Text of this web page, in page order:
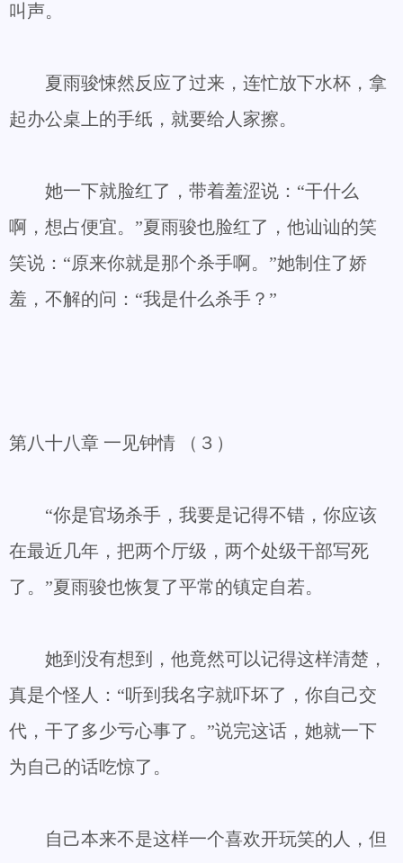
叫声。
夏雨骏悚然反应了过来，连忙放下水杯，拿
起办公桌上的手纸，就要给人家擦。
她一下就脸红了，带着羞涩说：“干什么
啊，想占便宜。”夏雨骏也脸红了，他讪讪的笑
笑说：“原来你就是那个杀手啊。”她制住了娇
羞，不解的问：“我是什么杀手？”
第八十八章 一见钟情 （３）
“你是官场杀手，我要是记得不错，你应该
在最近几年，把两个厅级，两个处级干部写死
了。”夏雨骏也恢复了平常的镇定自若。
她到没有想到，他竟然可以记得这样清楚，
真是个怪人：“听到我名字就吓坏了，你自己交
代，干了多少亏心事了。”说完这话，她就一下
为自己的话吃惊了。
自己本来不是这样一个喜欢开玩笑的人，但